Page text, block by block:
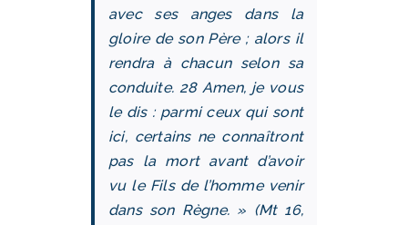
avec ses anges dans la
gloire de son Père ; alors il
rendra à chacun selon sa
conduite. 28 Amen, je vous
le dis : parmi ceux qui sont
ici, certains ne connaîtront
pas la mort avant d’avoir
vu le Fils de l’homme venir
dans son Règne. » (Mt 16,